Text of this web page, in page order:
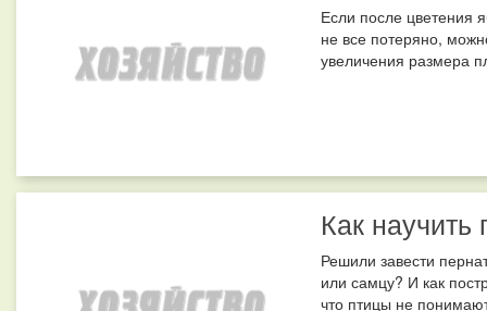
Если после цветения
не все потеряно,
увеличения размера
Как научить
Решили завести
или самцу? И как
что птицы не